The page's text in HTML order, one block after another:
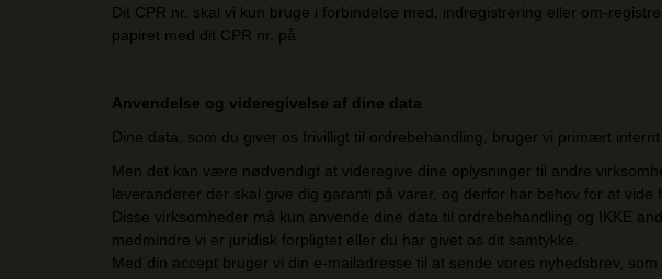
Dit CPR nr. skal vi kun bruge i forbindelse med, indregistrering eller om-
papiret med dit CPR nr. på.
Anvendelse og videregivelse af dine data
Dine data, som du giver os frivilligt til ordrebehandling, bruger vi primært
Men det kan være nødvendigt at videregive dine oplysninger til andre
leverandører der skal give dig garanti på varer, og derfor har behov for at
Disse virksomheder må kun anvende dine data til ordrebehandling og IKKE
medmindre vi er juridisk forpligtet eller du har givet os dit samtykke.
Med din accept bruger vi din e-mailadresse til at sende vores nyhedsbrev,